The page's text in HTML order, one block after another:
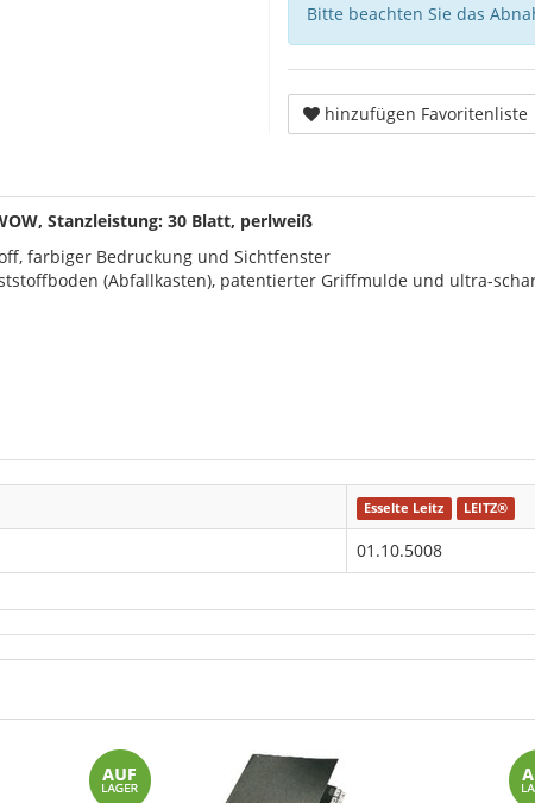
Bitte beachten Sie das
hinzufügen Favoritenliste
Stanzleistung: 30 Blatt, perlweiß
farbiger Bedruckung und Sichtfenster
(Abfallkasten), patentierter Griffmulde und ultra-
Esselte Leitz LEITZ®
01.10.5008